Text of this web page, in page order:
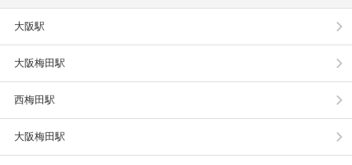
大阪駅
大阪梅田駅
西梅田駅
大阪梅田駅